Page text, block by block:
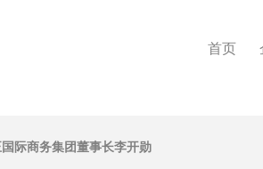
首页
际商务集团董事长李开勋